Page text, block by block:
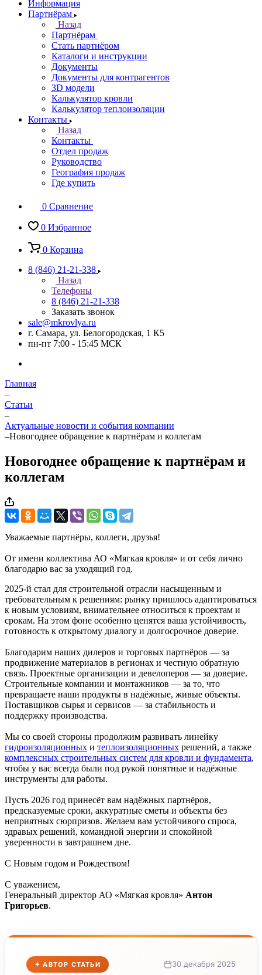
Информация
Партнёрам
Назад
Партнёрам
Стать партнёром
Каталоги и инструкции
Документы
Документы для контрагентов
3D модели
Калькулятор кровли
Калькулятор теплоизоляции
Контакты
Назад
Контакты
Отдел продаж
Руководство
География продаж
Где купить
0 Сравнение
0 Избранное
0 Корзина
8 (846) 21-21-338
Назад
Телефоны
8 (846) 21-21-338
Заказать звонок
sale@mkrovlya.ru
г. Самара, ул. Белогородская, 1 К5
пн-пт 7:00 - 15:45 МСК
Главная
–
Статьи
–
Актуальные новости и события компании
–Новогоднее обращение к партнёрам и коллегам
Новогоднее обращение к партнёрам и
коллегам
Уважаемые партнёры, коллеги, друзья!
От имени коллектива АО «Мягкая кровля» и от себя лично
благодарю вас за уходящий год.
2025-й стал для строительной отрасли насыщенным и
требовательным к решениям: рынку пришлось адаптироваться
к новым условиям, внимательнее относиться к проектам и
срокам. На этом фоне особенно ценятся ваша устойчивость,
готовность к открытому диалогу и долгосрочное доверие.
Благодарим наших дилеров и торговых партнёров — за
продвижение материалов в регионах и честную обратную
связь. Проектные организации и девелоперов — за доверие.
Строительные компании и монтажников — за то, что
превращаете наши продукты в надёжные, живые объекты.
Поставщиков сырья и сервисов — за стабильность и
поддержку производства.
Мы со своей стороны продолжим развивать линейку
гидроизоляционных и теплоизоляционных решений, а также
комплексных строительных систем для кровли и фундамента,
чтобы у вас всегда были под рукой понятные и надёжные
инструменты для работы.
Пусть 2026 год принесёт вам надёжных партнёров,
предсказуемые сроки, аккуратные сметы и объекты без
неприятных сюрпризов. Желаем вам устойчивого спроса,
здравых решений, командной энергии и спокойной
уверенности в завтрашнем дне.
С Новым годом и Рождеством!
С уважением,
Генеральный директор АО «Мягкая кровля» Антон
Григорьев.
✦ АВТОР СТАТЬИ 30 декабря 2025